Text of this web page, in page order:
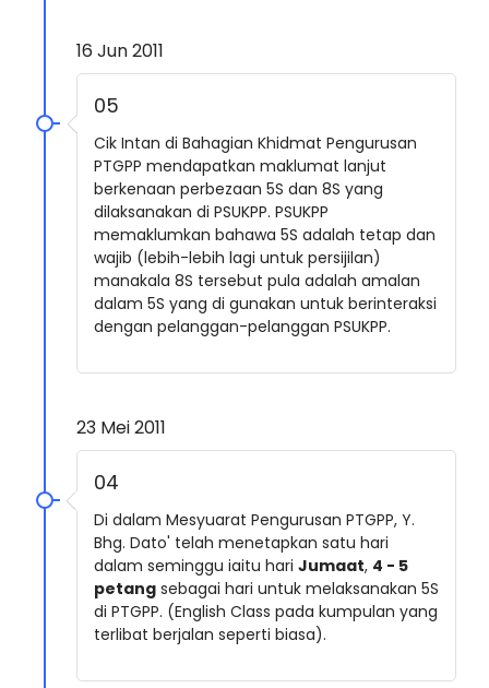
16 Jun 2011
05
Cik Intan di Bahagian Khidmat Pengurusan
PTGPP mendapatkan maklumat lanjut
berkenaan perbezaan 5S dan 8S yang
dilaksanakan di PSUKPP. PSUKPP
memaklumkan bahawa 5S adalah tetap dan
wajib (lebih-lebih lagi untuk persijilan)
manakala 8S tersebut pula adalah amalan
dalam 5S yang di gunakan untuk berinteraksi
dengan pelanggan-pelanggan PSUKPP.
23 Mei 2011
04
Di dalam Mesyuarat Pengurusan PTGPP, Y.
Bhg. Dato' telah menetapkan satu hari
dalam seminggu iaitu hari Jumaat, 4 - 5
petang sebagai hari untuk melaksanakan 5S
di PTGPP. (English Class pada kumpulan yang
terlibat berjalan seperti biasa).